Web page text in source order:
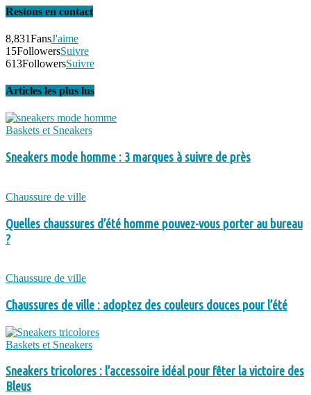
Restons en contact
8,831FansJ'aime
15FollowersSuivre
613FollowersSuivre
Articles les plus lus
Baskets et Sneakers
Sneakers mode homme : 3 marques à suivre de près
Chaussure de ville
Quelles chaussures d’été homme pouvez-vous porter au bureau
?
Chaussure de ville
Chaussures de ville : adoptez des couleurs douces pour l’été
Baskets et Sneakers
Sneakers tricolores : l’accessoire idéal pour fêter la victoire des
Bleus